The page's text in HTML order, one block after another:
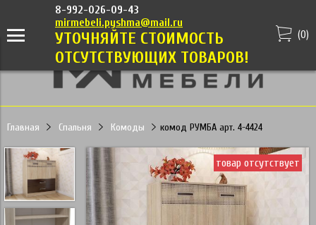
8-992-026-09-43
mirmebeli.pyshma@mail.ru
УТОЧНЯЙТЕ СТОИМОСТЬ
ОТСУТСТВУЮЩИХ ТОВАРОВ!
(0)
Главная Спальня Комоды комод РУМБА арт. 4-4424
товар отсутствует